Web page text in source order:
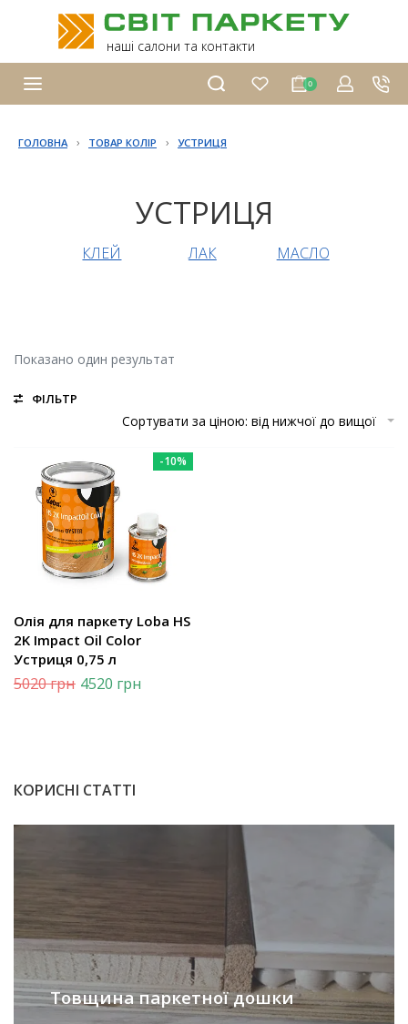
наші салони та контакти
0
ГОЛОВНА › ТОВАР КОЛІР › УСТРИЦЯ
УСТРИЦЯ
КЛЕЙ ЛАК МАСЛО
Показано один результат
ФІЛЬТР
Сортувати за ціною: від нижчої до вищої
-10%
Олія для паркету Loba HS
2K Impact Oil Color
Устриця 0,75 л
5020грн 4520 грн
КОРИСНІ СТАТТІ
Товщина паркетної дошки